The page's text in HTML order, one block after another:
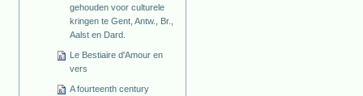
gehouden voor culturele
kringen te Gent, Antw., Br.,
Aalst en Dard.
Le Bestiaire d'Amour en
vers
A fourteenth century